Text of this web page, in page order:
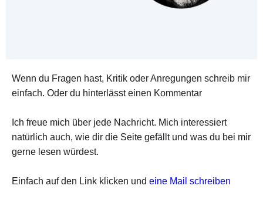
Wenn du Fragen hast, Kritik oder Anregungen schreib mir
einfach. Oder du hinterlässt einen Kommentar
Ich freue mich über jede Nachricht. Mich interessiert
natürlich auch, wie dir die Seite gefällt und was du bei mir
gerne lesen würdest.
Einfach auf den Link klicken und eine Mail schreiben